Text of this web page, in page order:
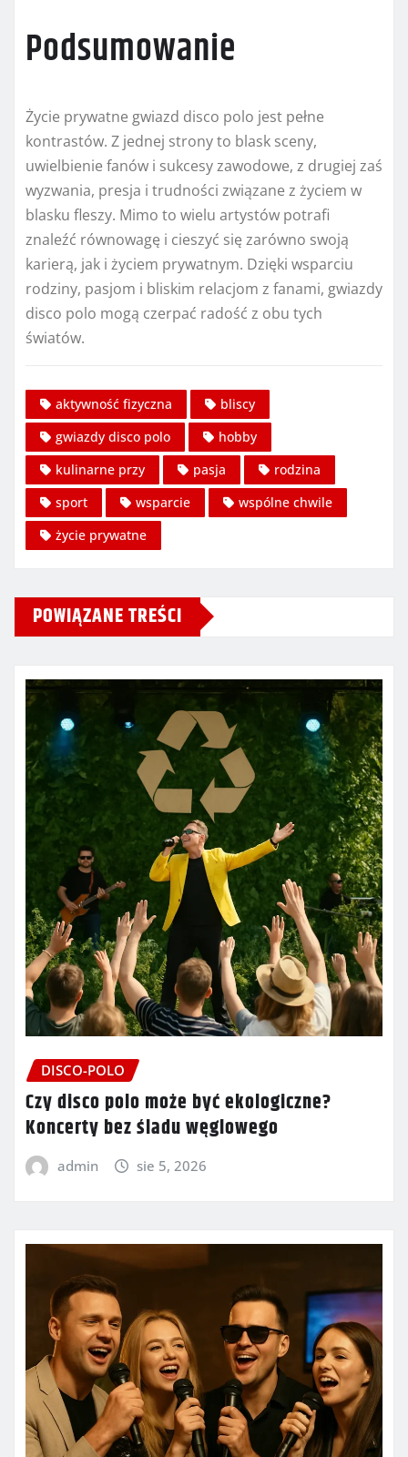
Podsumowanie
Życie prywatne gwiazd disco polo jest pełne
kontrastów. Z jednej strony to blask sceny,
uwielbienie fanów i sukcesy zawodowe, z drugiej zaś
wyzwania, presja i trudności związane z życiem w
blasku fleszy. Mimo to wielu artystów potrafi
znaleźć równowagę i cieszyć się zarówno swoją
karierą, jak i życiem prywatnym. Dzięki wsparciu
rodziny, pasjom i bliskim relacjom z fanami, gwiazdy
disco polo mogą czerpać radość z obu tych
światów.
aktywność fizyczna
bliscy
gwiazdy disco polo
hobby
kulinarne przy
pasja
rodzina
sport
wsparcie
wspólne chwile
życie prywatne
POWIĄZANE TREŚCI
DISCO-POLO
Czy disco polo może być ekologiczne?
Koncerty bez śladu węglowego
admin sie 5, 2026